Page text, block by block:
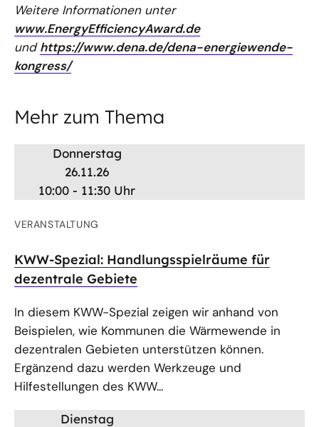
Weitere Informationen unter
www.EnergyEfficiencyAward.de
undhttps://www.dena.de/dena-energiewende-
kongress/
Mehr zum Thema
Donnerstag
26.11.26
10:00 - 11:30 Uhr
VERANSTALTUNG
KWW-Spezial: Handlungsspielräume für
dezentrale Gebiete
In diesem KWW-Spezial zeigen wir anhand von
Beispielen, wie Kommunen die Wärmewende in
dezentralen Gebieten unterstützen können.
Ergänzend dazu werden Werkzeuge und
Hilfestellungen des KWW...
Dienstag